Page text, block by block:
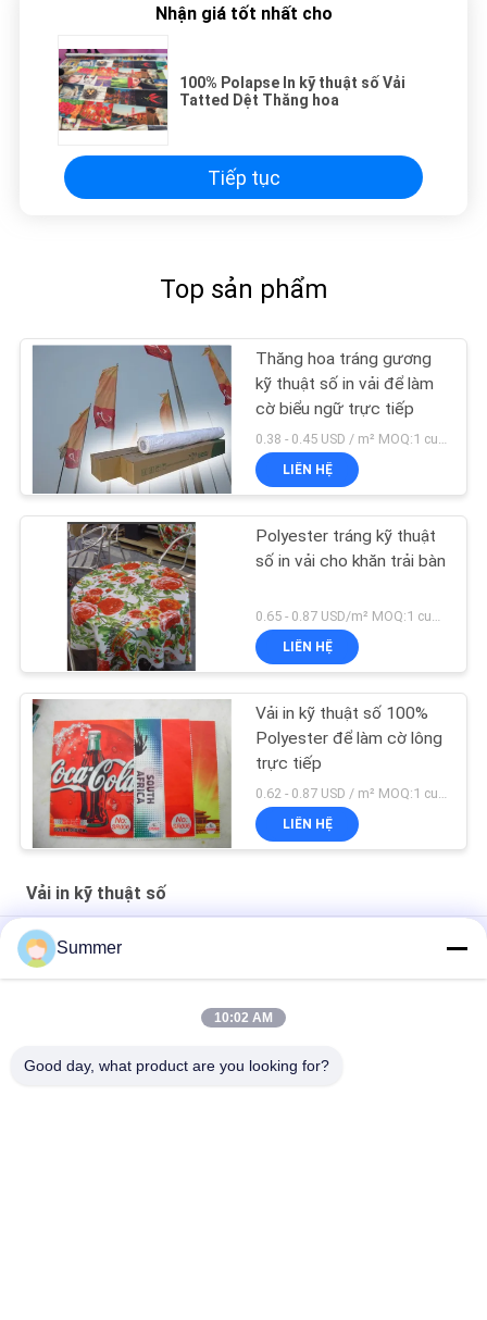
Nhận giá tốt nhất cho
100% Polapse In kỹ thuật số Vải
Tatted Dệt Thăng hoa
Tiếp tục
Top sản phẩm
Thăng hoa tráng gương
kỹ thuật số in vải để làm
cờ biểu ngữ trực tiếp
0.38 - 0.45 USD / m² MOQ:1 cuộn
LIÊN HỆ
Polyester tráng kỹ thuật
số in vải cho khăn trải bàn
LIÊN HỆ
Vải in kỹ thuật số 100%
Polyester để làm cờ lông
trực tiếp
LIÊN HỆ
Vải in kỹ thuật số
Vải dệt kim phủ thăng hoa Vải in kỹ thuật số 130G / Sqm
Banner In Máy in thăng hoa kỹ thuật số Máy in cờ
Trang chủ Dệt vải thăng hoa In phun kỹ thuật số cuộn để cuộn
Summer
10:02 AM
Good day, what product are you looking for?